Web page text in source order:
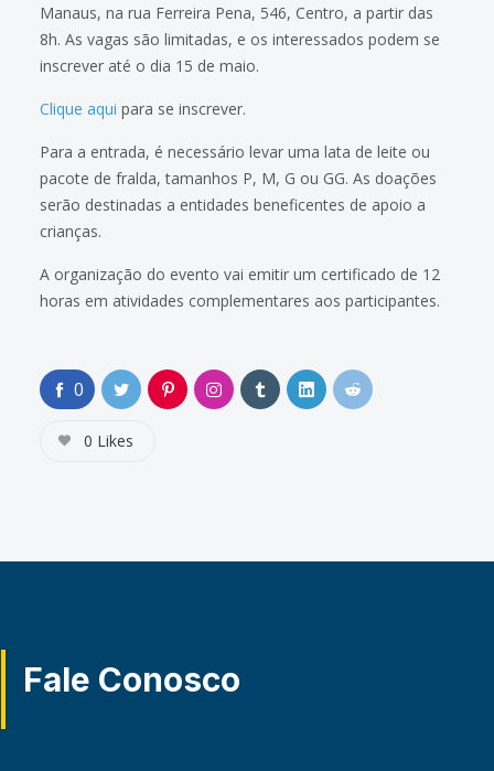
Manaus, na rua Ferreira Pena, 546, Centro, a partir das
8h. As vagas são limitadas, e os interessados podem se
inscrever até o dia 15 de maio.
Clique aqui para se inscrever.
Para a entrada, é necessário levar uma lata de leite ou
pacote de fralda, tamanhos P, M, G ou GG. As doações
serão destinadas a entidades beneficentes de apoio a
crianças.
A organização do evento vai emitir um certificado de 12
horas em atividades complementares aos participantes.
0
0 Likes
Fale Conosco